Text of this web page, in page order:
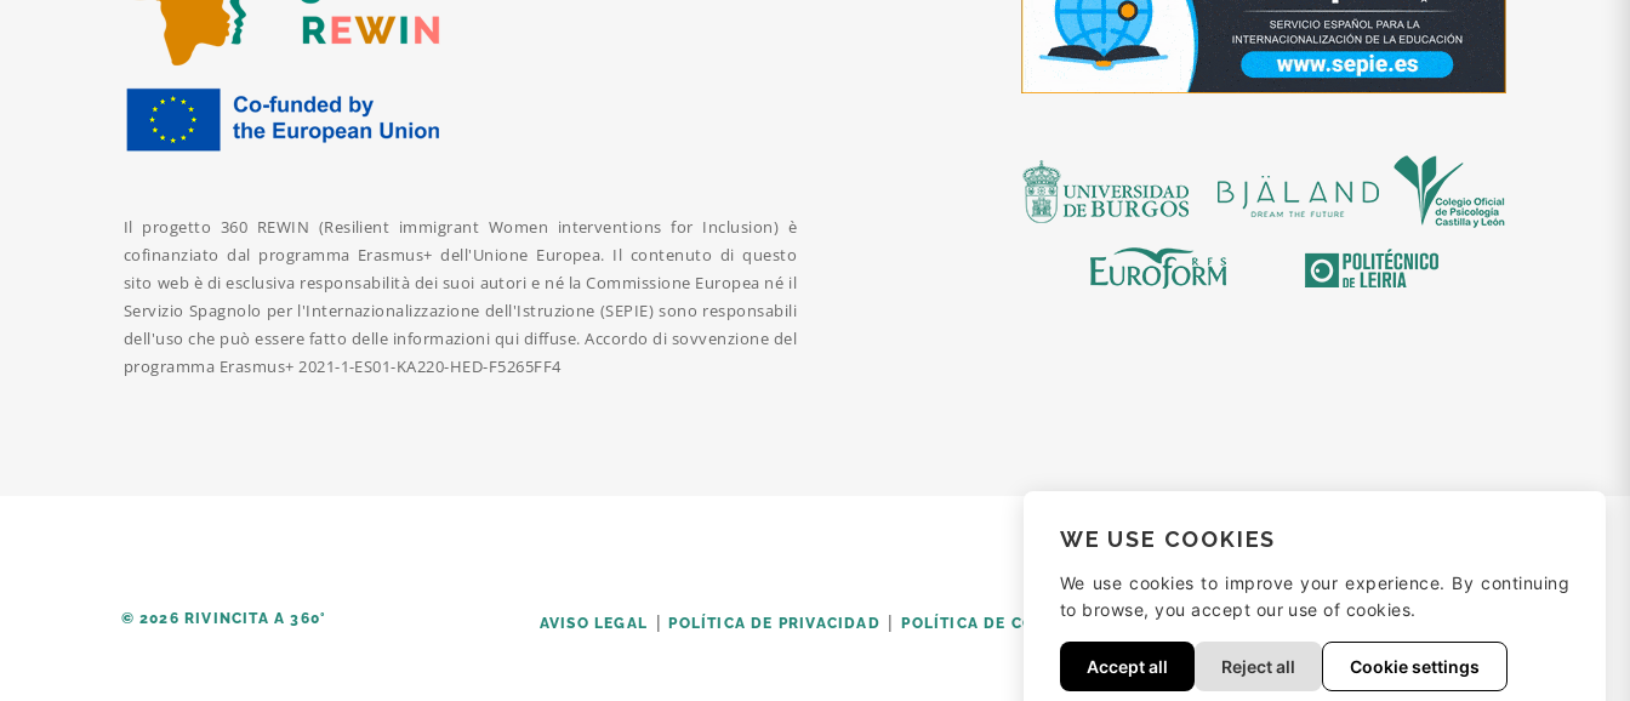
Il progetto 360 REWIN (Resilient immigrant Women interventions for Inclusion) è
cofinanziato dal programma Erasmus+ dell'Unione Europea. Il contenuto di questo
sito web è di esclusiva responsabilità dei suoi autori e né la Commissione Europea né il
Servizio Spagnolo per l'Internazionalizzazione dell'Istruzione (SEPIE) sono responsabili
dell'uso che può essere fatto delle informazioni qui diffuse. Accordo di sovvenzione del
programma Erasmus+2021-1-ES01-KA220-HED-F5265FF4
© 2026 RIVINCITA A 360° AVISO LEGAL POLÍTICA DE PRIVACIDAD POLÍTICA DE COOKIES
WE USE COOKIES
We use cookies to improve your experience. By continuing
to browse, you accept our use of cookies.
Accept all Reject all Cookie settings